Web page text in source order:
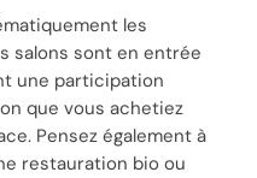
les
salons sont en entrée
une participation
que vous achetiez
Pensez également à
restauration bio ou